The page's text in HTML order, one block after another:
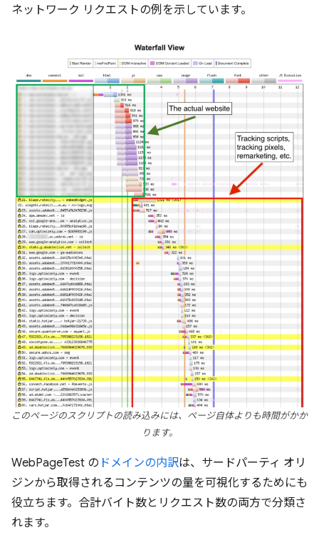
ネットワーク リクエストの例を示しています。
このページのスクリプトの読み込みには、ページ自体よりも時間がかか
ります。
WebPageTest の ドメインの内訳は、サードパーティ オリ
ジンから取得されるコンテンツの量を可視化するためにも
役立ちます。合計バイト数とリクエスト数の両方で分類さ
れます。